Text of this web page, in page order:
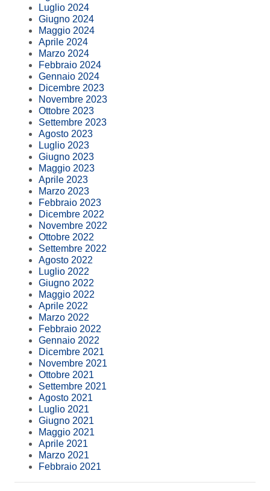
Luglio 2024
Giugno 2024
Maggio 2024
Aprile 2024
Marzo 2024
Febbraio 2024
Gennaio 2024
Dicembre 2023
Novembre 2023
Ottobre 2023
Settembre 2023
Agosto 2023
Luglio 2023
Giugno 2023
Maggio 2023
Aprile 2023
Marzo 2023
Febbraio 2023
Dicembre 2022
Novembre 2022
Ottobre 2022
Settembre 2022
Agosto 2022
Luglio 2022
Giugno 2022
Maggio 2022
Aprile 2022
Marzo 2022
Febbraio 2022
Gennaio 2022
Dicembre 2021
Novembre 2021
Ottobre 2021
Settembre 2021
Agosto 2021
Luglio 2021
Giugno 2021
Maggio 2021
Aprile 2021
Marzo 2021
Febbraio 2021